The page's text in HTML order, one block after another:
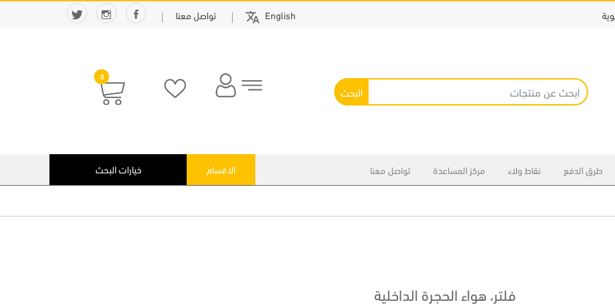
English تواصل معنا
البحث
0
طرق الدفع نقاط ولاء مركز المساعدة تواصل معنا الاقسام خيارات البحث
فلتر، هواء الحجرة الداخلية